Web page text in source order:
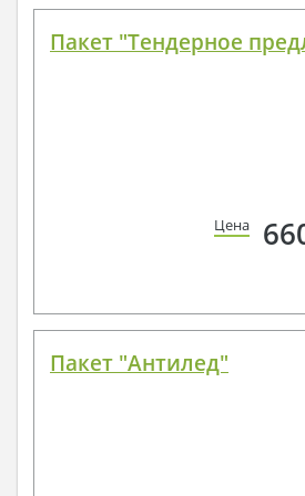
Пакет "Тендерное
Цена
Пакет "Антилед"